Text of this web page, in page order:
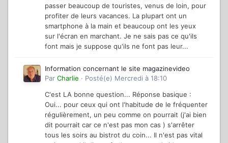
passer beaucoup de touristes, venus de loin, pour
profiter de leurs vacances. La plupart ont un
smartphone à la main et beaucoup ont les yeux
sur l'écran en marchant. Je ne sais pas ce qu'ils
font mais je suppose qu'ils ne font pas leur...
Information concernant le site magazinevideo
Par Charlie · Posté(e) Mercredi à 18:10
C'est LA bonne question... Réponse basique :
Oui... pour ceux qui ont l'habitude de le fréquenter
régulièrement, un peu comme on pourrait (j'ai bien
dit pourrait car ce n'est pas mon cas ) s'arrêter
tous les soirs au bistrot du coin... Il n'est pas vital